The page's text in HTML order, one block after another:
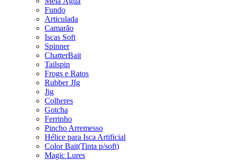
Fundo
Articulada
Camarão
Iscas Soft
Spinner
ChatterBait
Tailspin
Frogs e Ratos
Rubber JIg
Jig
Colheres
Gotcha
Ferrinho
Pincho Arremesso
Hélice para Isca Artificial
Color Bait(Tinta p/soft)
Magic Lures